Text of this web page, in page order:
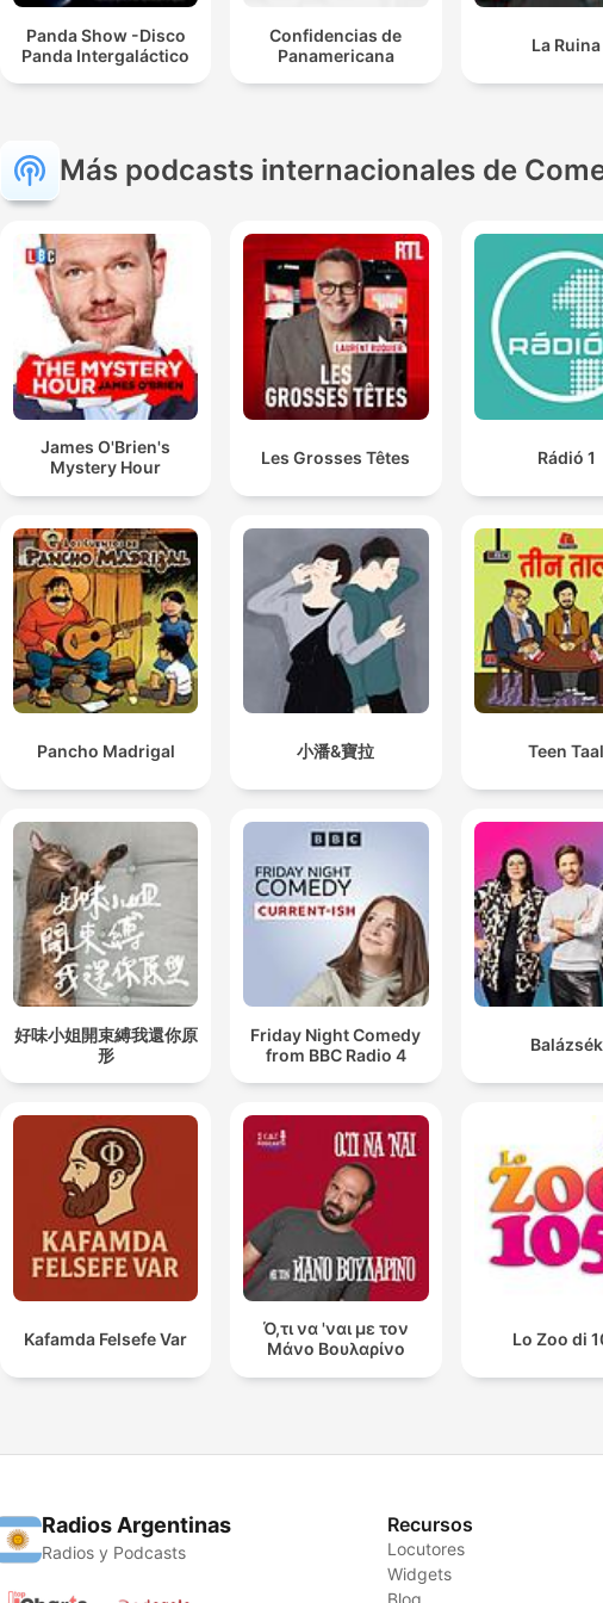
Panda Show -Disco
Panda Intergaláctico
Confidencias de
Panamericana
La Ruina
Más podcasts internacionales de
James O'Brien's
Mystery Hour
Les Grosses Têtes Rádió 1
Pancho Madrigal 小潘&寶拉 Teen
好味小姐開束縛我還你原
形
Friday Night Comedy
from BBC Radio 4
Balázsék
Kafamda Felsefe Var
Ό,τι να 'ναι με τον
Μάνο Βουλαρίνο
Lo Zoo di
Radios Argentinas
Radios y Podcasts
Recursos
Locutores
Widgets
Blog